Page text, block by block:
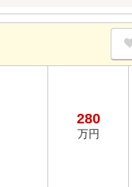
280
万円